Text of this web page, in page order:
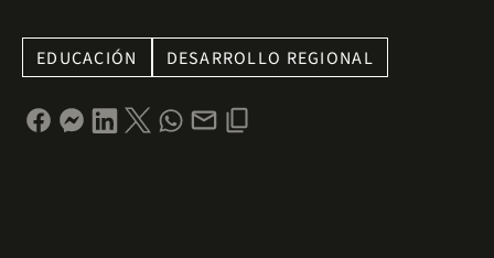
EDUCACIÓN DESARROLLO REGIONAL